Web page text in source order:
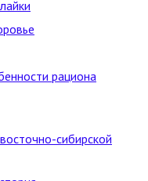
рациона
сибирской